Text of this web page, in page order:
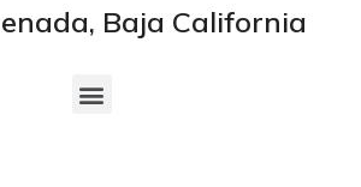
Baja California